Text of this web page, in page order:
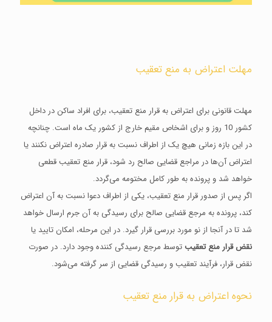
مهلت اعتراض به منع تعقیب
مهلت قانونی برای اعتراض به قرار منع تعقیب، برای افراد ساکن در داخل
کشور 10 روز و برای اشخاص مقیم خارج از کشور یک ماه است. چنانچه
در این بازه زمانی هیچ یک از اطراف نسبت به قرار صادره اعتراض نکنند یا
اعتراض آن‌ها در مراجع قضایی صالح رد شود، قرار منع تعقیب قطعی
خواهد شد و پرونده به طور کامل مختومه می‌گردد.
اگر پس از صدور قرار منع تعقیب، یکی از اطراف دعوا نسبت به آن اعتراض
کند، پرونده به مرجع قضایی صالح برای رسیدگی به آن جرم ارسال خواهد
شد تا در آنجا از نو مورد بررسی قرار گیرد. در این مرحله، امکان تایید یا
نقض قرار منع تعقیبتوسط مرجع رسیدگی کننده وجود دارد. در صورت
نقض قرار، فرآیند تعقیب و رسیدگی قضایی از سر گرفته می‌شود.
نحوه اعتراض به قرار منع تعقیب